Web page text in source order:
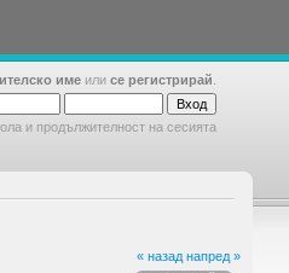
име или се регистрирай
и продължителност на сесията
« назад напред »